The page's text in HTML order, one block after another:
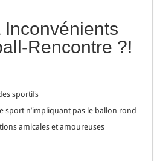
Rencontre ?!
sportifs
sport n’impliquant pas le ballon rond
amicales et amoureuses